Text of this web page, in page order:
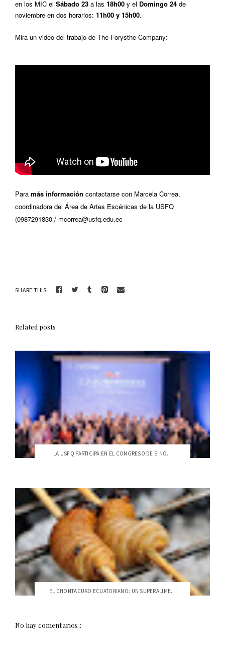
en los MIC el Sábado 23 a las 18h00 y el Domingo 24 de
noviembre en dos horarios: 11h00 y 15h00.
Mira un video del trabajo de The Forysthe Company:
Para más información contactarse con Marcela Correa,
coordinadora del Área de Artes Escénicas de la USFQ
(0987291830 / mcorrea@usfq.edu.ec
SHARE THIS:
Related posts
LA USFQ PARTICIPA EN EL CONGRESO DE SINÓ...
EL CHONTACURO ECUATORIANO: UN SUPERALIME...
No hay comentarios.: